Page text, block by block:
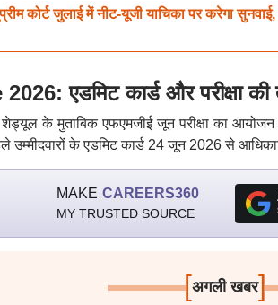
कोर्ट जुलाई में नीट-यूजी याचिका पर करेगा सुनवाई,
एडमिट कार्ड और परीक्षा की
शेड्यूल के मुताबिक एफएमजीई जून परीक्षा का
उम्मीदवारों के एडमिट कार्ड 24 जून 2026 से
MAKE CAREERS360
MY TRUSTED SOURCE
[अगली खबर]